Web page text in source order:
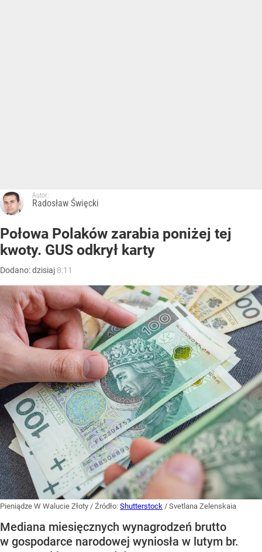
Autor:
Radosław Święcki
Połowa Polaków zarabia poniżej tej
kwoty. GUS odkrył karty
Dodano:dzisiaj 8:11
Pieniądze W Walucie Złoty / Źródło: Shutterstock / Svetlana Zelenskaia
Mediana miesięcznych wynagrodzeń brutto
w gospodarce narodowej wyniosła w lutym br.